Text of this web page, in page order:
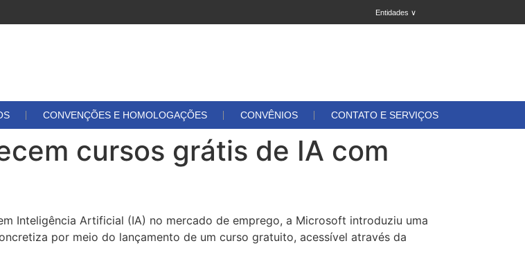
Entidades ∨
CONVENÇÕES E HOMOLOGAÇÕES CONVÊNIOS CONTATO E SERVIÇOS
cursos grátis de IA com
Inteligência Artificial (IA) no mercado de emprego, a Microsoft introduziu uma
por meio do lançamento de um curso gratuito, acessível através da